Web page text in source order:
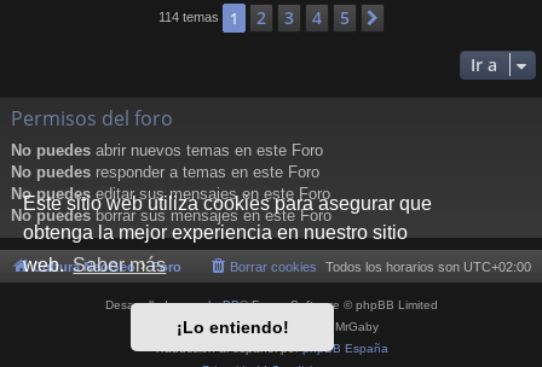
Este sitio web utiliza cookies para asegurar que
obtenga la mejor experiencia en nuestro sitio
web.Saber más
¡Lo entiendo!
114 temas 1 2 3 4 5
Ir a
Permisos del foro
No puedes abrir nuevos temas en este Foro
No puedes responder a temas en este Foro
No puedes editar sus mensajes en este Foro
No puedesborrar sus mensajes en este Foro
Cultura NeoGeo Foro Todos los horarios son UTC+02:00
Borrar cookies
Desarrollado porphpBB® Forum Software © phpBB Limited
Style porArty- phpBB 3.3 por MrGaby
phpBB España